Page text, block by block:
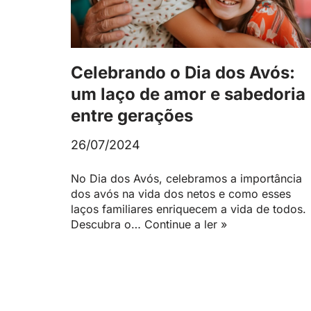
Celebrando o Dia dos Avós:
um laço de amor e sabedoria
entre gerações
26/07/2024
No Dia dos Avós, celebramos a importância
dos avós na vida dos netos e como esses
laços familiares enriquecem a vida de todos.
Descubra o… Continue a ler »